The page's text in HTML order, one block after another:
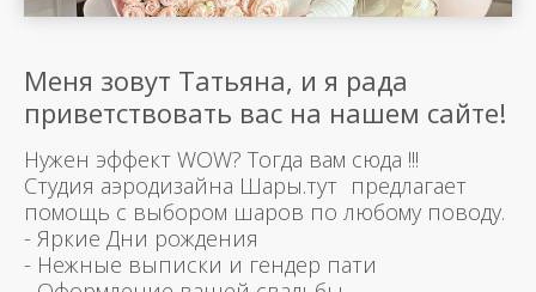
Меня зовут Татьяна, и я рада
приветствовать вас на нашем сайте!
Нужен эффект WOW? Тогда вам сюда !!!
Студия аэродизайна Шары.тут предлагает
помощь с выбором шаров по любому поводу.
- Яркие Дни рождения
- Нежные выписки и гендер пати